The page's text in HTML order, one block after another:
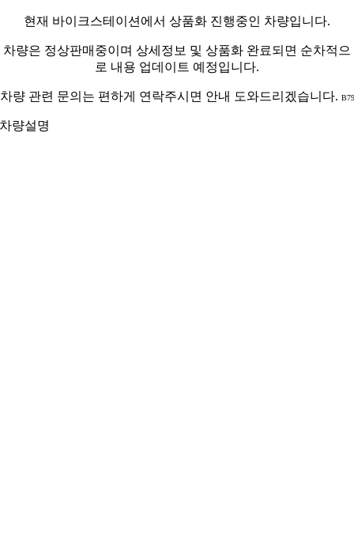
현재 바이크스테이션에서 상품화 진행중인 차량입니다.
차량은 정상판매중이며 상세정보 및 상품화 완료되면 순차적으
로 내용 업데이트 예정입니다.
차량 관련 문의는 편하게 연락주시면 안내 도와드리겠습니다. B79
차량설명